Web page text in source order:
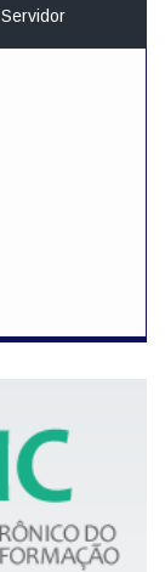
Servidor